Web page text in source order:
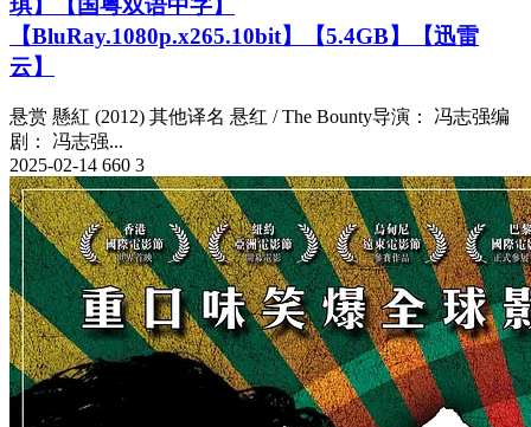
琪】【国粤双语中字】
【BluRay.1080p.x265.10bit】【5.4GB】【迅雷
云】
悬赏 懸紅 (2012) 其他译名 悬红 / The Bounty导演： 冯志强编
剧： 冯志强...
2025-02-14 660 3